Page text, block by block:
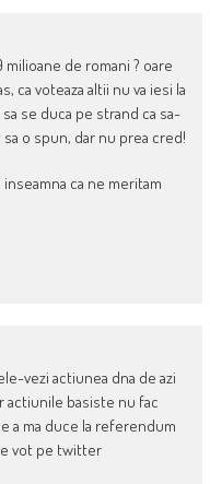
de romani ? oare
ca voteaza altii nu va iesi la
se duca pe strand ca sa-
o spun, dar nu prea cred!
inseamna ca ne meritam
vezi actiunea dna de azi
actiunile basiste nu fac
a ma duce la referendum
vot pe twitter